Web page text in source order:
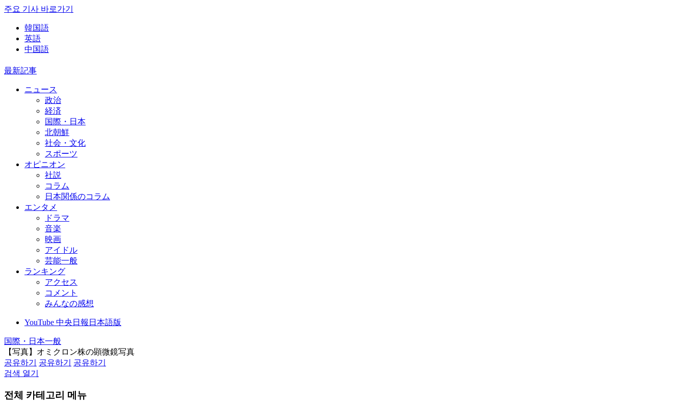
주요 기사 바로가기
韓国語
英語
中国語
最新記事
ニュース
政治
経済
国際・日本
北朝鮮
社会・文化
スポーツ
オピニオン
社説
コラム
日本関係のコラム
エンタメ
ドラマ
音楽
映画
アイドル
芸能一般
ランキング
アクセス
コメント
みんなの感想
YouTube 中央日報日本語版
国際・日本一般
【写真】オミクロン株の顕微鏡写真
공유하기
공유하기
공유하기
검색 열기
전체 카테고리 메뉴